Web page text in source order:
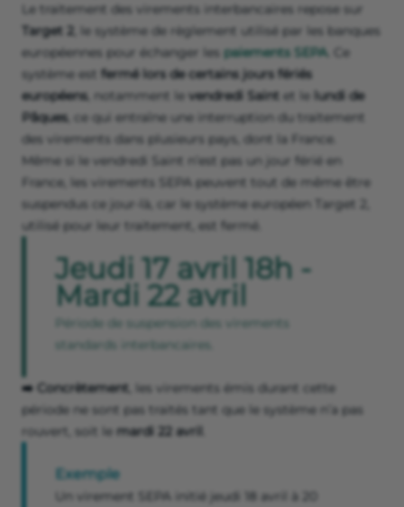
Le traitement des virements interbancaires repose sur
Target 2
, le système de règlement utilisé par les banques
européennes pour échanger les paiements SEPA. Ce
système est fermé lors de certains jours fériés
européens, notamment le vendredi Saint et le lundi de
Pâques, ce qui entraîne une interruption du traitement
des virements dans plusieurs pays, dont la France.
Même si le vendredi Saint n’est pas un jour férié en
France, les virements SEPA peuvent tout de même être
suspendus ce jour-là, car le système européen Target 2,
utilisé pour leur traitement, est fermé.
Jeudi 17 avril 18h -
Mardi 22 avril
Période de suspension des virements
standards interbancaires.
➡️ Concrètement , les virements émis durant cette
période ne sont pas traités tant que le système n’a pas
rouvert, soit le mardi 22 avril
Exemple
Un virement SEPA initié jeudi 18 avril à 20